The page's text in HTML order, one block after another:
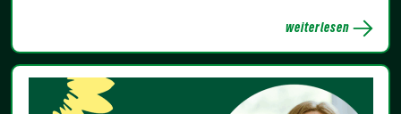
weiterlesen